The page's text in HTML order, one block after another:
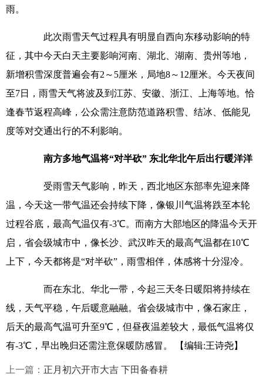
雨。
此次雨雪天气过程具有明显自西向东移动影响的特
征，其中今天白天主要影响河南、湖北、湖南、贵州等地，
新增积雪深度普遍会有2～5厘米，局地8～12厘米。今天夜间
至7日，雨雪天气将波及到江苏、安徽、浙江、上海等地。恰
逢春节返程高峰，公众需注意防范道路积雪、结冰、低能见
度等对交通出行的不利影响。
南方多地气温将“对半砍” 东北华北午后出行暖洋洋
受雨雪天气影响，昨天，西北地区东部率先迎来降
温，今天这一带气温还会持续下降，像银川气温将跌至本轮
过程谷底，最高气温仅有-3℃。而南方大部地区的降温今天开
启，省会级城市中，像长沙、武汉昨天的最高气温都在10℃
上下，今天都将是“对半砍”，雨雪相伴，体感将十分湿冷。
而在东北、华北一带，今起三天冬日暖阳将持续在
线，天气平稳，午后暖意融融。省会级城市中，像石家庄，
后天的最高气温可升至9℃，但昼夜温差较大，最低气温将仅
有-3℃，早出晚归还需注意保暖防感冒。
【编辑:王诗尧】
上一篇： 正月初六开市大吉 下田备春耕